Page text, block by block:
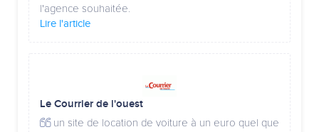
l'agence souhaitée.
Lire l'article
Le Courrier de l'ouest
un site de location de voiture à un euro quel que